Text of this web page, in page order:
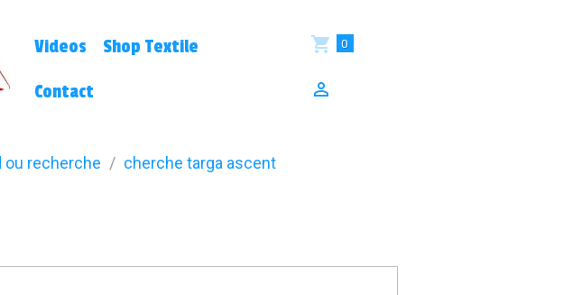
Videos Shop Textile
Contact
0
ou recherche cherche targa ascent